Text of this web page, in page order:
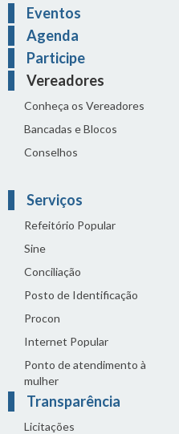
Eventos
Agenda
Participe
Vereadores
Conheça os Vereadores
Bancadas e Blocos
Conselhos
Serviços
Refeitório Popular
Sine
Conciliação
Posto de Identificação
Procon
Internet Popular
Ponto de atendimento à
mulher
Transparência
Licitações